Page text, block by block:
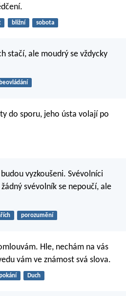
bližní sobota
stačí, ale moudrý se vždycky
do sporu, jeho ústa volají po
vyzkoušeni. Svévolníci
svévolník se nepoučí, ale
porozumění
Hle, nechám na vás
vám ve známost svá slova.
Duch